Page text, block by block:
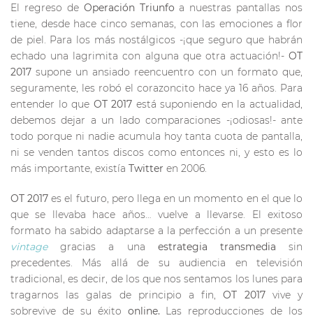
El regreso de Operación Triunfo a nuestras pantallas nos
tiene, desde hace cinco semanas, con las emociones a flor
de piel. Para los más nostálgicos -¡que seguro que habrán
echado una lagrimita con alguna que otra actuación!- OT
2017 supone un ansiado reencuentro con un formato que,
seguramente, les robó el corazoncito hace ya 16 años. Para
entender lo que OT 2017 está suponiendo en la actualidad,
debemos dejar a un lado comparaciones -¡odiosas!- ante
todo porque ni nadie acumula hoy tanta cuota de pantalla,
ni se venden tantos discos como entonces ni, y esto es lo
más importante, existía Twitter en 2006.
OT 2017es el futuro, pero llega en un momento en el que lo
que se llevaba hace años… vuelve a llevarse. El exitoso
formato ha sabido adaptarse a la perfección a un presente
vintagegracias a una estrategia transmediasin
precedentes. Más allá de su audiencia en televisión
tradicional, es decir, de los que nos sentamos los lunes para
tragarnos las galas de principio a fin,OT 2017 vive y
sobrevive de su éxito online. Las reproducciones de los